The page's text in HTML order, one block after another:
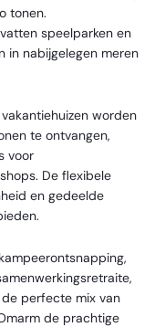
tonen.
speelparken en
in nabijgelegen meren
worden
te ontvangen,
voor
De flexibele
en gedeelde
perfecte mix van
de prachtige